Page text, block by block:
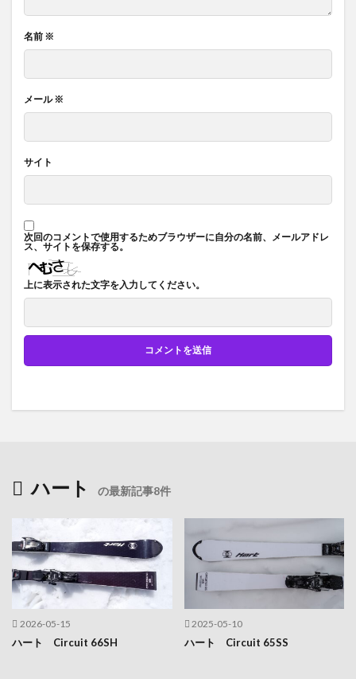
名前 ※
メール※
サイト
次回のコメントで使用するためブラウザーに自分の名前、メールアドレ
ス、サイトを保存する。
上に表示された文字を入力してください。
ハート の最新記事8件
2026-05-15
ハート Circuit 66SH
2025-05-10
ハート Circuit 65SS